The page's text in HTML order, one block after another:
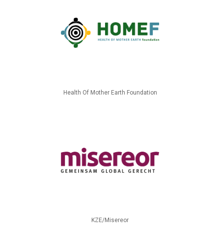
Health Of Mother Earth Foundation
KZE/Misereor